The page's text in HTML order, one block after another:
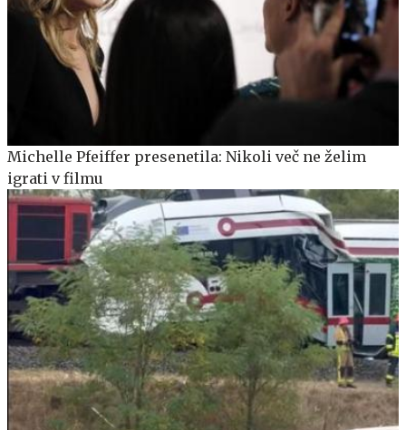
Michelle Pfeiffer presenetila: Nikoli več ne želim
igrati v filmu